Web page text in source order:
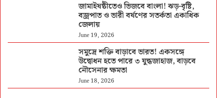
জামাইষষ্ঠীতেও ভিজবে বাংলা! ঝড়-বৃষ্টি,
বজ্রপাত ও ভারী বর্ষণের সতর্কতা একাধিক
জেলায়
June 19, 2026
সমুদ্রে শক্তি বাড়াবে ভারত! একসঙ্গে
উদ্বোধন হতে পারে ৩ যুদ্ধজাহাজ, বাড়বে
নৌসেনার ক্ষমতা
June 18, 2026